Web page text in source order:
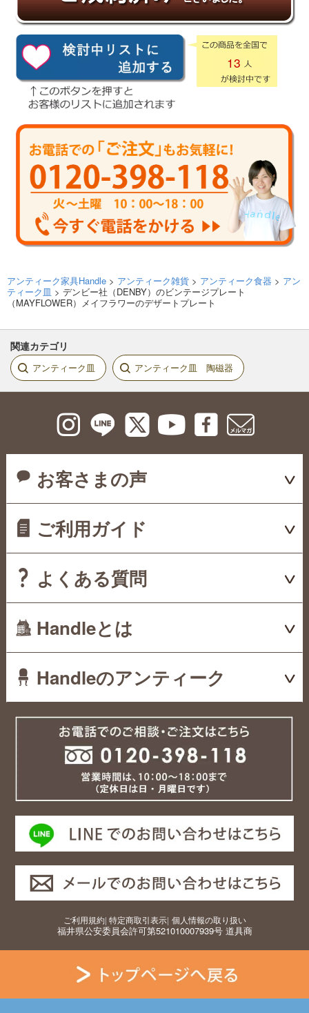
13
アンティーク家具Handle > アンティーク雑貨 > アンティーク食器 > アン
ティーク皿 > デンビー社（DENBY）のビンテージプレート
（MAYFLOWER）メイフラワーのデザートプレート
関連カテゴリ
アンティーク皿 アンティーク皿 陶磁器
お客さまの声
ご利用ガイド
よくある質問
Handleとは
Handleのアンティーク
ご利用規約| 特定商取引表示| 個人情報の取り扱い
福井県公安委員会許可第521010007939号 道具商